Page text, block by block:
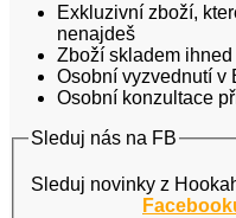
Exkluzivní zboží,
nenajdeš
Zboží skladem
Osobní vyzvednutí v
Osobní konzultace
Sleduj nás na FB
Sleduj novinky z